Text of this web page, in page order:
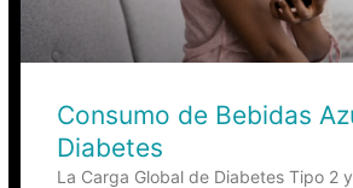
Consumo de Bebidas
Diabetes
La Carga Global de Diabetes Tipo 2